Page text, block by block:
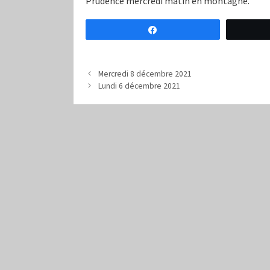
Mercredi 8 décembre 2021
Lundi 6 décembre 2021